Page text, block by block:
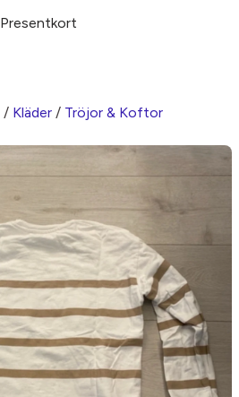
Presentkort
/ Kläder / Tröjor & Koftor